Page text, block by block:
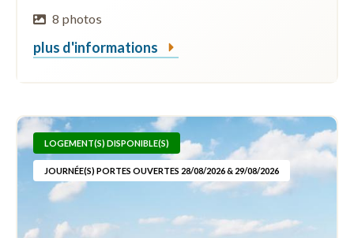
8 photos
plus d'informations
LOGEMENT(S) DISPONIBLE(S)
JOURNÉE(S) PORTES OUVERTES 28/08/2026 & 29/08/2026